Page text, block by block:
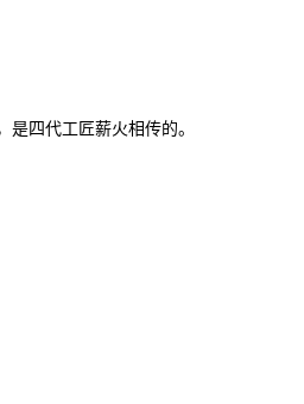
四代工匠薪火相传的。